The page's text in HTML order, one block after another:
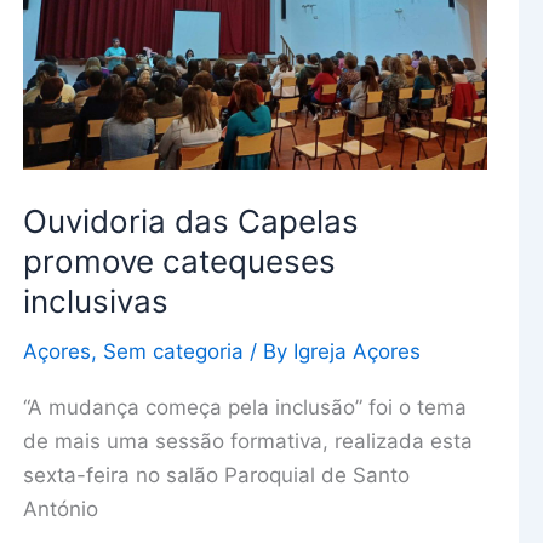
Ouvidoria das Capelas
promove catequeses
inclusivas
Açores, Sem categoria / By Igreja Açores
“A mudança começa pela inclusão” foi o tema
de mais uma sessão formativa, realizada esta
sexta-feira no salão Paroquial de Santo
António
inclusivas